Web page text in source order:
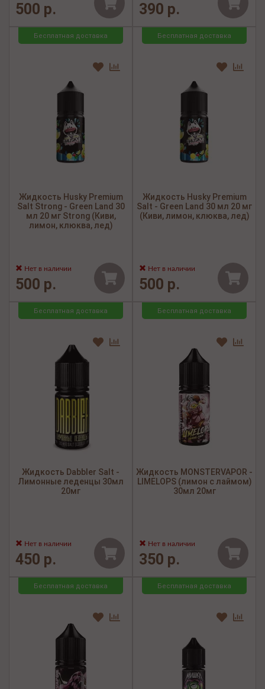
500 р. 390 р.
Бесплатная доставка
Жидкость Husky Premium
Salt Strong - Green Land 30
мл 20 мг Strong (Киви,
лимон, клюква, лед)
Нет в наличии
500 р.
Бесплатная доставка
Жидкость Husky Premium
Salt - Green Land 30 мл 20 мг
(Киви, лимон, клюква, лед)
Нет в наличии
500 р.
Бесплатная доставка
Жидкость Dabbler Salt -
Лимонные леденцы 30мл
20мг
Нет в наличии
450 р.
Бесплатная доставка
Жидкость MONSTERVAPOR -
LIMELOPS (лимон с лаймом)
30мл 20мг
Нет в наличии
350 р.
Бесплатная доставка Бесплатная доставка